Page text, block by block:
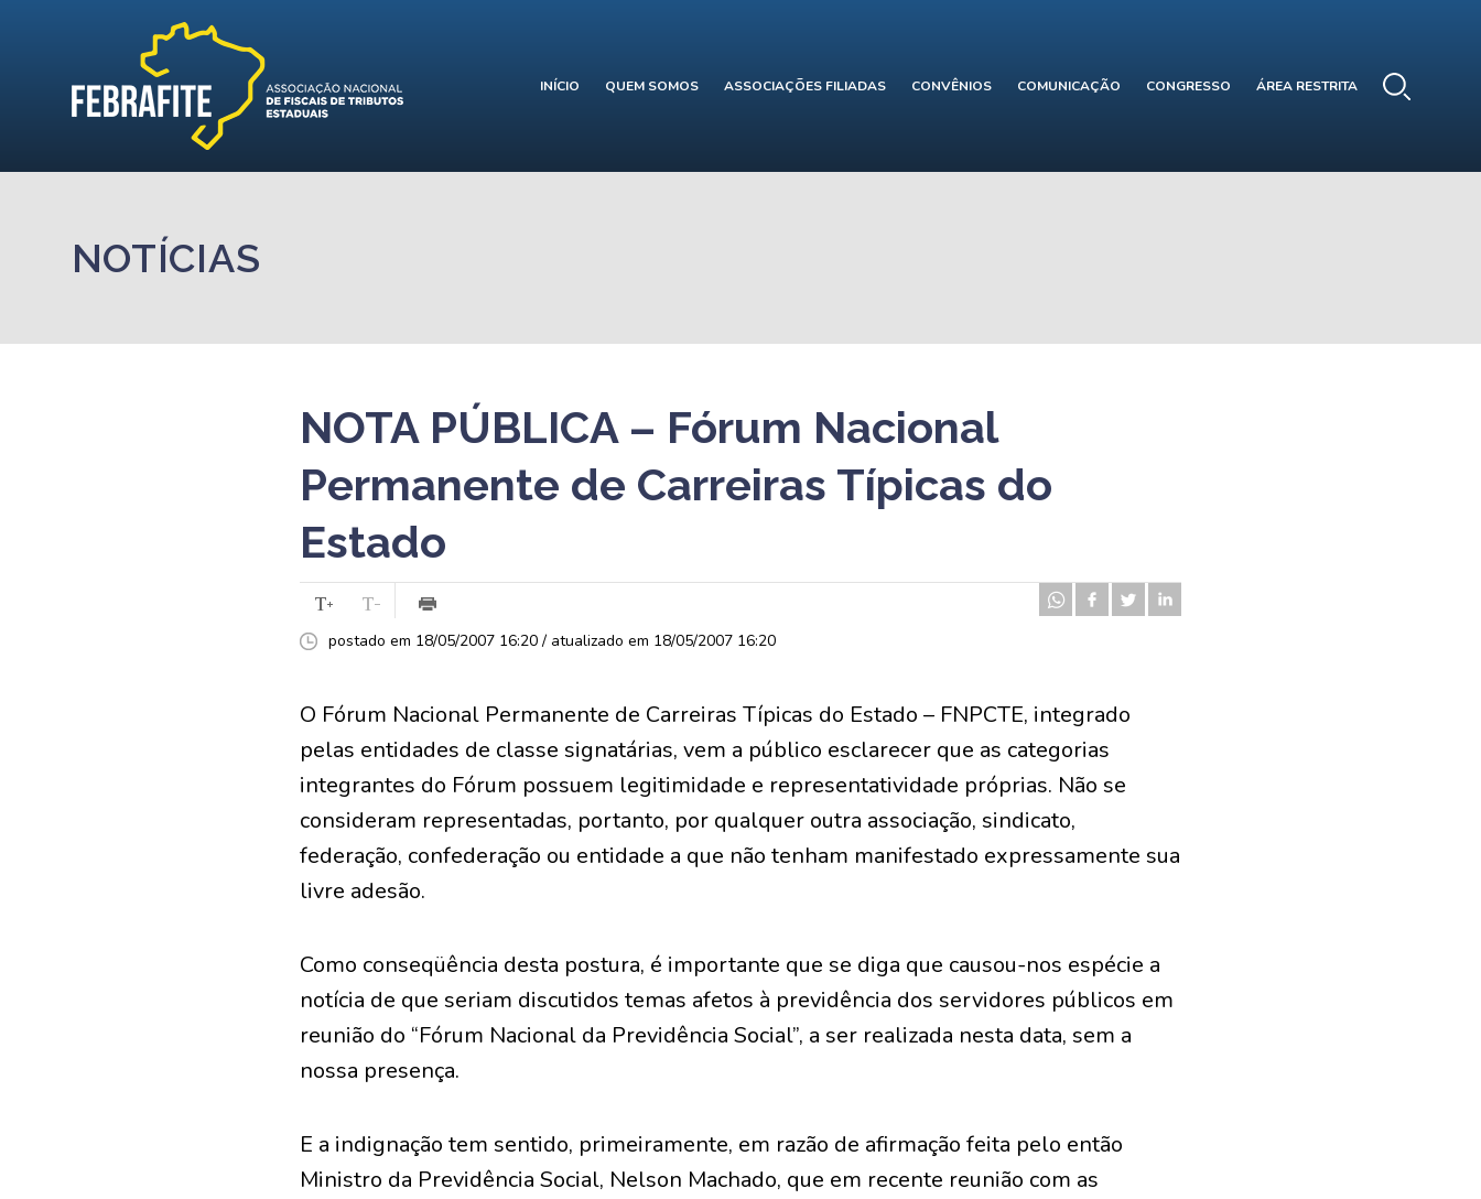
INÍCIO QUEM SOMOS ASSOCIAÇÕES FILIADAS CONVÊNIOS COMUNICAÇÃO CONGRESSO ÁREA RESTRITA
NOTÍCIAS
NOTA PÚBLICA – Fórum Nacional
Permanente de Carreiras Típicas do
Estado
postado em 18/05/2007 16:20 / atualizado em 18/05/2007 16:20
O Fórum Nacional Permanente de Carreiras Típicas do Estado – FNPCTE, integrado
pelas entidades de classe signatárias, vem a público esclarecer que as categorias
integrantes do Fórum possuem legitimidade e representatividade próprias. Não se
consideram representadas, portanto, por qualquer outra associação, sindicato,
federação, confederação ou entidade a que não tenham manifestado expressamente sua
livre adesão.
Como conseqüência desta postura, é importante que se diga que causou-nos espécie a
notícia de que seriam discutidos temas afetos à previdência dos servidores públicos em
reunião do “Fórum Nacional da Previdência Social”, a ser realizada nesta data, sem a
nossa presença.
E a indignação tem sentido, primeiramente, em razão de afirmação feita pelo então
Ministro da Previdência Social, Nelson Machado, que em recente reunião com as